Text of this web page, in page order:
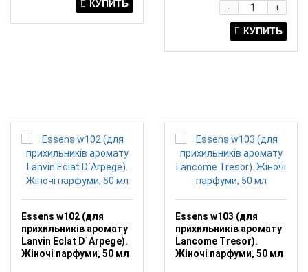
+
-
Essens w102 (для
прихильників аромату
Lanvin Eclat D`Arpege).
Жіночі парфуми, 50 мл
Essens w103 (для
прихильників аромату
Lancome Tresor).
Жіночі парфуми, 50 мл